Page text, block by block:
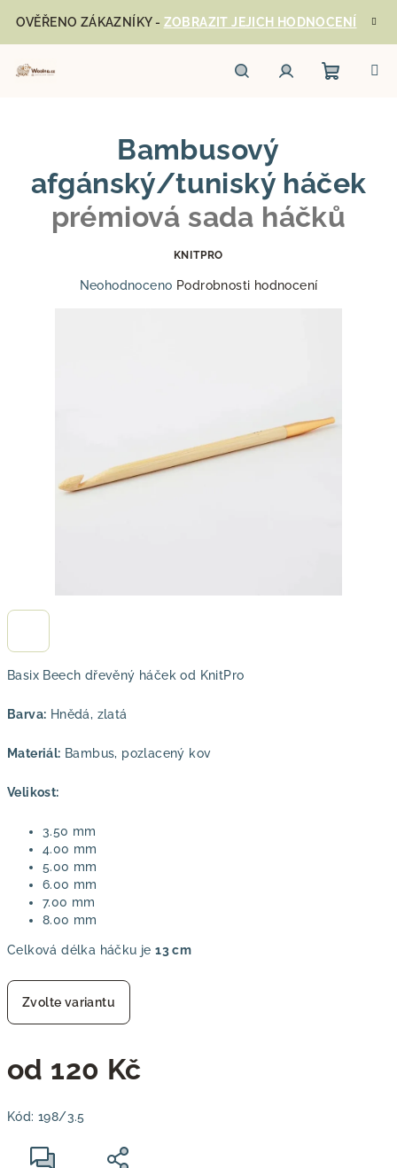
obsah
OVĚŘENO ZÁKAZNÍKY - ZOBRAZIT JEJICH HODNOCENÍ
Basix Beech dřevěný háček od KnitPro
Barva: Hnědá, zlatá
Materiál: Bambus, pozlacený kov
Velikost:
3.50 mm
4.00 mm
5.00 mm
6.00 mm
7.00 mm
8.00 mm
Celková délka háčku je13 cm
Zvolte variantu
od 120 Kč
cena:
Kód: 198/3.5
Bambusový
afgánský/tuniský háček
prémiová sada háčků
KNITPRO
Průměrné
Neohodnoceno Podrobnosti hodnocení